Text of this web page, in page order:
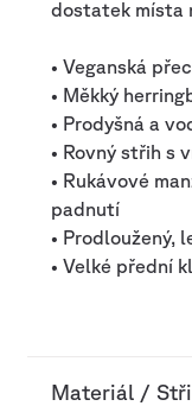
dostatek místa
• Veganská
• Měkký
• Prodyšná a
• Rovný střih s
• Rukávové
padnutí
• Prodloužený,
• Velké přední
Materiál /